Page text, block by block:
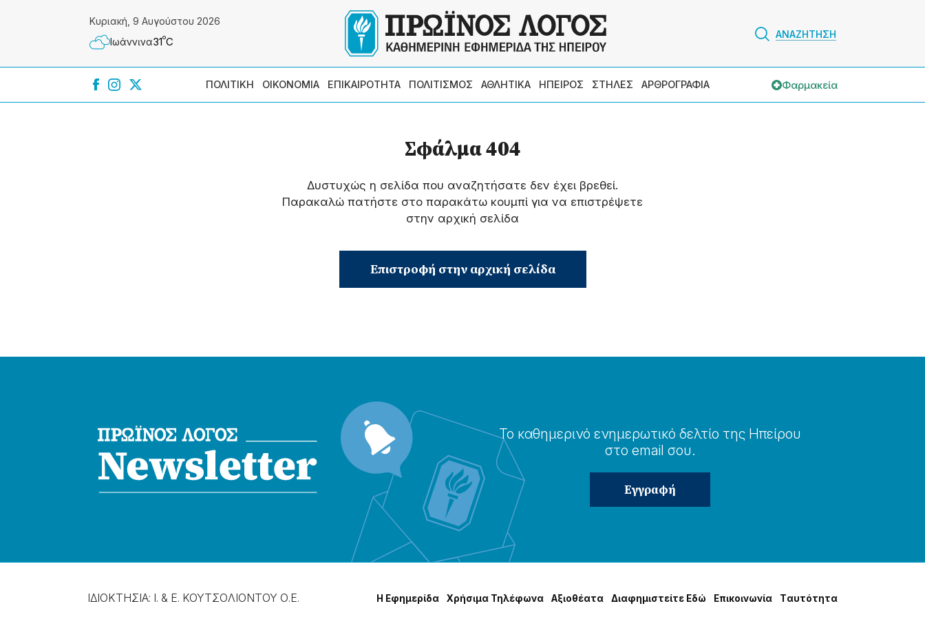
Κυριακή, 9 Αυγούστου 2026
Ιωάννɩνα31ºC
ΑΝΑΖΗΤΗΣΗ
ΠΟΛΙΤΙΚΗ ΟΙΚΟΝΟΜΙΑ ΕΠΙΚΑΙΡΟΤΗΤΑ ΠΟΛΙΤΙΣΜΟΣ ΑΘΛΗΤΙΚΑ ΗΠΕΙΡΟΣ ΣΤΗΛΕΣ ΑΡΘΡΟΓΡΑΦΙΑ Φαρμακεία
Σφάλμα 404
Δυστυχώς η σελίδα που αναζητήσατε δεν έχει βρεθεί.
Παρακαλώ πατήστε στο παρακάτω κουμπί για να επιστρέψετε
στην αρχική σελίδα
Επιστροφή στην αρχική σελίδα
Το καθημερɩνό ενημερωτɩκό δελτίο της Ηπείρου
στο email σου.
ΙΔΙΟΚΤΗΣΙΑ: Ι. & Ε. ΚΟΥΤΣΟΛΙΟΝΤΟΥ Ο.Ε. Η Εφημερίδα Χρήσɩμα Τηλέφωνα Αξɩοθέατα Δɩαφημɩστείτε Εδώ Επɩκοɩνωνία Tαυτότητα